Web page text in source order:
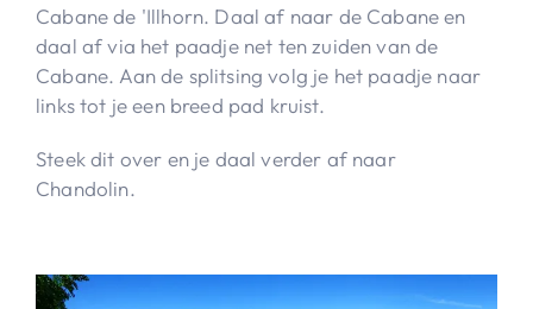
Cabane de 'Illhorn. Daal af naar de Cabane en
daal af via het paadje net ten zuiden van de
Cabane. Aan de splitsing volg je het paadje naar
links tot je een breed pad kruist.
Steek dit over en je daal verder af naar
Chandolin.